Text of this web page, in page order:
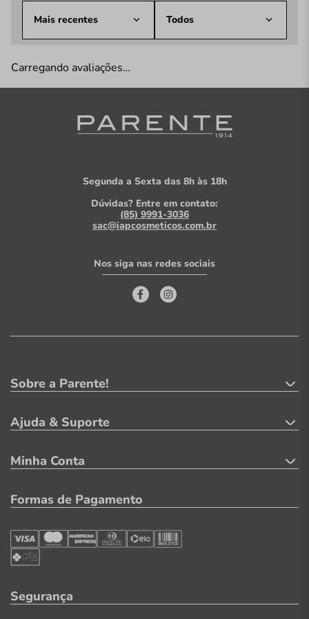
Mais recentes Todos
Carregando avaliações…
Segunda a Sexta das 8h às 18h
Dúvidas? Entre em contato:
(85) 9991-3036
sac@iapcosmeticos.com.br
Nos siga nas redes sociais
Sobre a Parente!
Ajuda & Suporte
Minha Conta
Formas de Pagamento
Segurança